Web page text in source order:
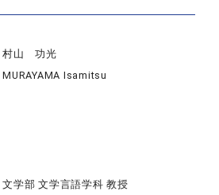
村山 功光
MURAYAMA Isamitsu
文学部 文学言語学科 教授